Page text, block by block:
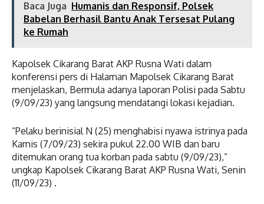
Baca Juga Humanis dan Responsif, Polsek
Babelan Berhasil Bantu Anak Tersesat Pulang
ke Rumah
Kapolsek Cikarang Barat AKP Rusna Wati dalam
konferensi pers di Halaman Mapolsek Cikarang Barat
menjelaskan, Bermula adanya laporan Polisi pada Sabtu
(9/09/23) yang langsung mendatangi lokasi kejadian.
“Pelaku berinisial N (25) menghabisi nyawa istrinya pada
Kamis (7/09/23) sekira pukul 22.00 WIB dan baru
ditemukan orang tua korban pada sabtu (9/09/23),”
ungkap Kapolsek Cikarang Barat AKP Rusna Wati, Senin
(11/09/23) .